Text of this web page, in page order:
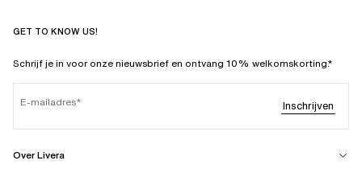
GET TO KNOW US!
Schrijf je in voor onze nieuwsbrief en ontvang 10% welkomskorting.*
E-mailadres Inschrijven
Over Livera